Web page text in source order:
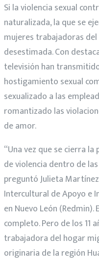
Si la violencia sexual
naturalizada, la que se
mujeres trabajadoras
desestimada. Con
televisión han
hostigamiento sexual
sexualizado a las
romantizado las
de amor.
“Una vez que se cierra
de violencia dentro de
preguntó Julieta
Intercultural de Apoyo e
en Nuevo León
completo. Pero de los 11
trabajadora del hogar
originaria de la región